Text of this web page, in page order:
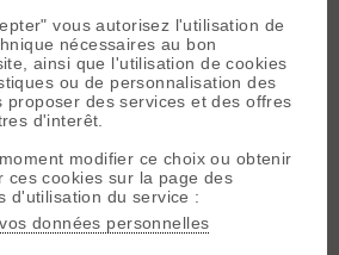
posts] - Le 01/03/2010 12:54
pouvez parler de tout et
soit pas en rapport avec la
vous autorisez l'utilisation de
nécessaires au bon
ainsi que l'utilisation de cookies
ou de personnalisation des
proposer des services et des offres
d'interêt.
modifier ce choix ou obtenir
ces cookies sur la page des
d'utilisation du service :
données personnelles